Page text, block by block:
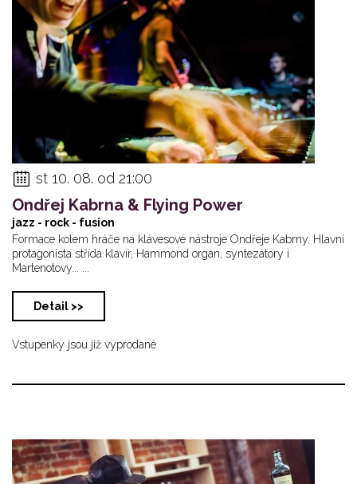
st 10. 08. od 21:00
Ondřej Kabrna & Flying Power
jazz - rock - fusion
Formace kolem hráče na klávesové nástroje Ondřeje Kabrny. Hlavní
protagonista střídá klavír, Hammond organ, syntezátory i
Martenotovy... ...
Detail >>
Vstupenky jsou již vyprodané